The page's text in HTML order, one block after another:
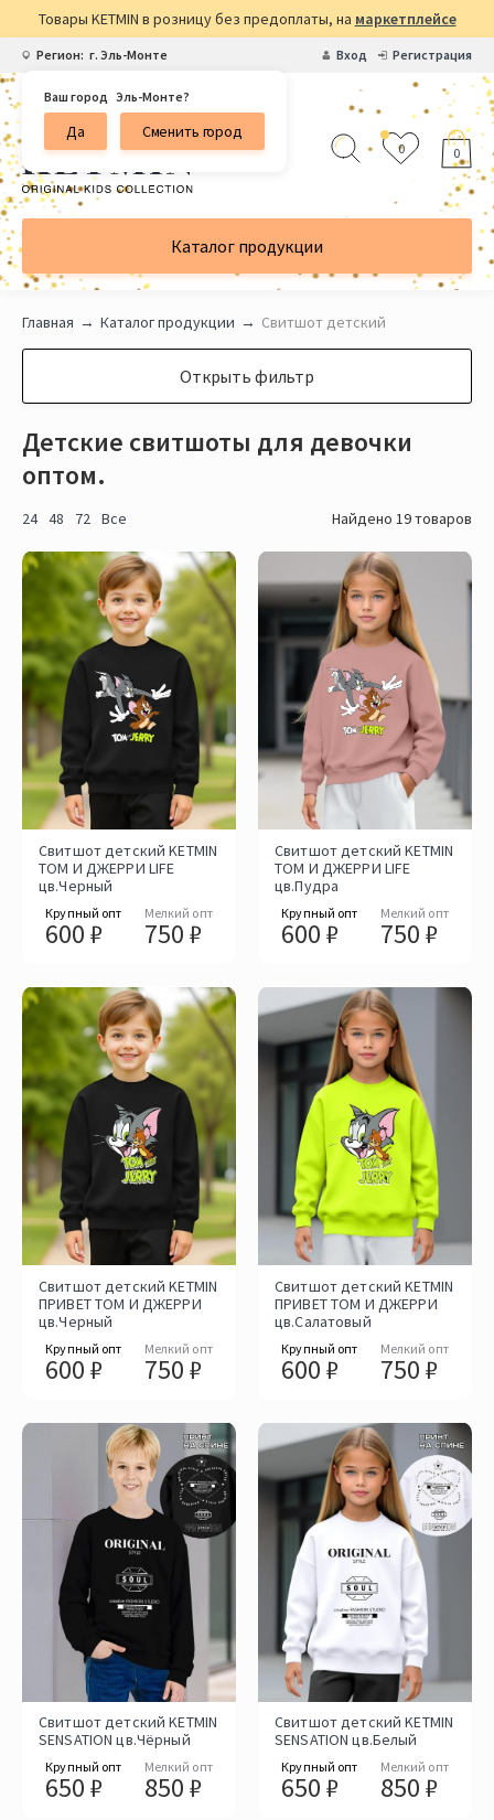
Товары KETMIN в розницу без предоплаты, на маркетплейсе
Регион: г. Эль-Монте
Ваш город Эль-Монте?
Да Сменить город
Вход Регистрация
0 0
Каталог продукции
Главная Каталог продукции Свитшот детский
Открыть фильтр
Детские свитшоты для девочки
оптом.
24 48 72 Все Найдено 19 товаров
Свитшот детский KETMIN
ТОМ И ДЖЕРРИ LIFE
цв.Черный
Крупный опт
600 ₽
Мелкий опт
750 ₽
Свитшот детский KETMIN
ТОМ И ДЖЕРРИ LIFE
цв.Пудра
Крупный опт
600 ₽
Мелкий опт
750 ₽
Свитшот детский KETMIN
ПРИВЕТ ТОМ И ДЖЕРРИ
цв.Черный
Крупный опт
600 ₽
Мелкий опт
750 ₽
Свитшот детский KETMIN
ПРИВЕТ ТОМ И ДЖЕРРИ
цв.Салатовый
Крупный опт
600 ₽
Мелкий опт
750 ₽
Свитшот детский KETMIN
SENSATION цв.Чёрный
Крупный опт
650 ₽
Мелкий опт
850 ₽
Свитшот детский KETMIN
SENSATION цв.Белый
Крупный опт
650 ₽
Мелкий опт
850 ₽